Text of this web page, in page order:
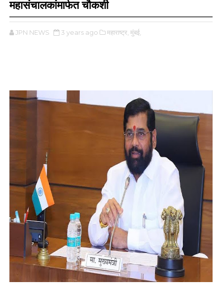
महासंचालकांमार्फत चौकशी
JPN NEWS 3 years ago महाराष्ट्र, मुंबई,